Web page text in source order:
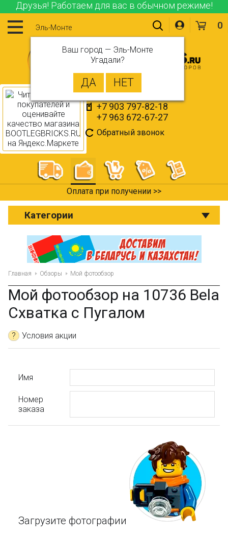
Друзья! Работаем для вас в обычном режиме!
Эль-Монте
Ваш город — Эль-Монте
Угадали?
+7 903 797-82-18
+7 963 672-67-27
Обратный звонок
0
Оплата при получении >>
Категории
Главная Обзоры Мой фотообзор
Мой фотообзор на 10736 Bela
Схватка с Пугалом
? Условия акции
Имя
Номер
заказа
Загрузите фотографии